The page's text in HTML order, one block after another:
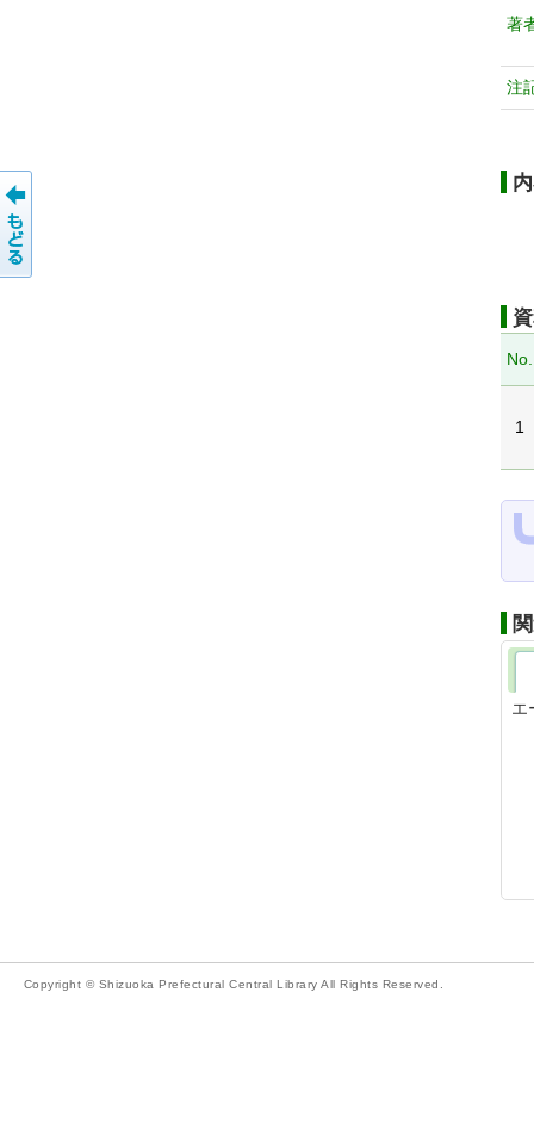
著
注
No.
1
エ
Copyright © Shizuoka Prefectural Central Library All Rights Reserved.